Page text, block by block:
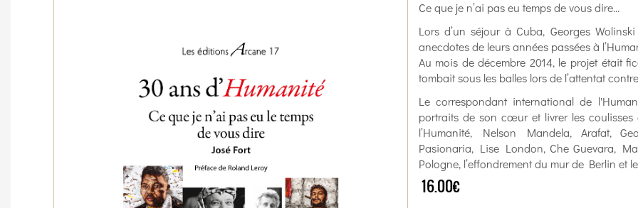
Ce que je n’ai pas eu temps de vous dire...
Lors d’un séjour à Cuba, Georges
anecdotes de leurs années passées à
Au mois de décembre 2014, le projet était
tombait sous les balles lors de l’attentat
Le correspondant international de
portraits de son cœur et livrer les
l’Humanité, Nelson Mandela, Arafat,
Pasionaria, Lise London, Che Guevara,
Pologne, l’effondrement du mur de Berlin et
16.00€